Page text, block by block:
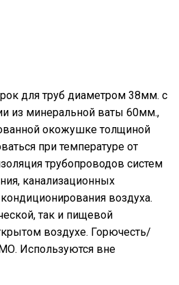
для труб диаметром 38мм. с
из минеральной ваты 60мм.,
окожушке толщиной
при температуре от
трубопроводов систем
канализационных
воздуха.
так и пищевой
воздухе. Горючесть/
Используются вне